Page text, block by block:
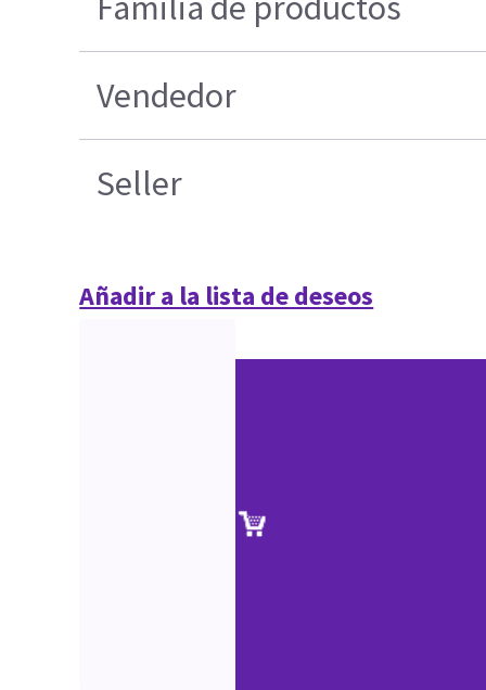
Vendedor
Seller
Añadir a la lista de deseos